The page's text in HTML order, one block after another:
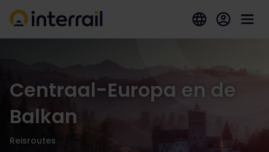
Centraal-Europa en de
Balkan
Reisroutes